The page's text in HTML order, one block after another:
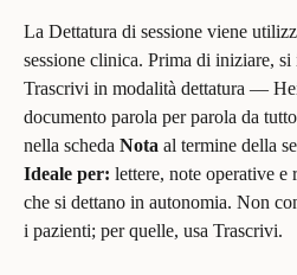
La Dettatura di sessione viene
sessione clinica. Prima di iniziare,
Trascrivi in modalità dettatura —
documento parola per parola da
nella scheda Nota al termine della
Ideale per: lettere, note operative
che si dettano in autonomia. Non
i pazienti; per quelle, usa Trascrivi.